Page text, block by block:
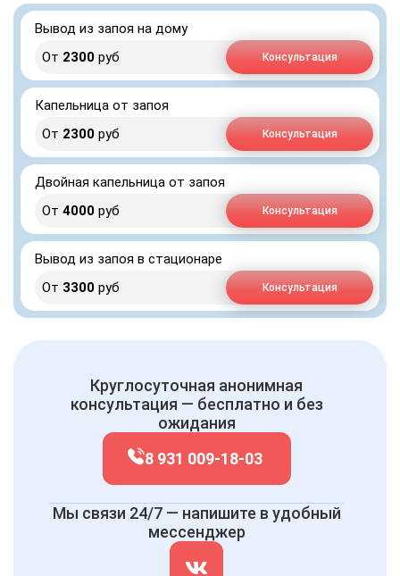
Вывод из запоя на дому
От 2300 руб Консультация
Капельница от запоя
От 2300 руб Консультация
Двойная капельница от запоя
От 4000 руб Консультация
Вывод из запоя в стационаре
От 3300 руб Консультация
Круглосуточная анонимная
консультация — бесплатно и без
ожидания
8 931 009-18-03
Мы связи 24/7 — напишите в удобный
мессенджер